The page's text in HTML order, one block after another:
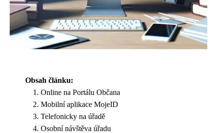
Obsah článku:
Online na Portálu Občana
Mobilní aplikace MojeID
Telefonicky na úřadě
Osobní návštěva úřadu